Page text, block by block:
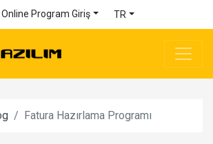
Online Program Giriş TR
Fatura Hazırlama Programı